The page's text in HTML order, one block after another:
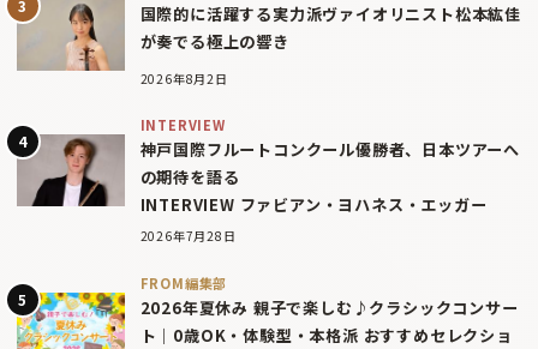
国際的に活躍する実力派ヴァイオリニスト松本紘佳
が奏でる極上の響き
2026年8月2日
INTERVIEW
神戸国際フルートコンクール優勝者、日本ツアーへ
の期待を語る
INTERVIEW ファビアン・ヨハネス・エッガー
2026年7月28日
FROM編集部
2026年夏休み 親子で楽しむ♪クラシックコンサー
ト｜0歳OK・体験型・本格派 おすすめセレクショ